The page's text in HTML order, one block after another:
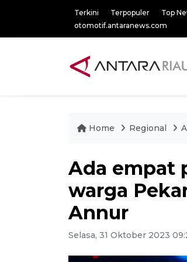
Terkini Terpopuler Top
otomotif.antaranews.com
Home Regional
Ada empat
warga
Annur
Selasa, 31 Oktober 2023